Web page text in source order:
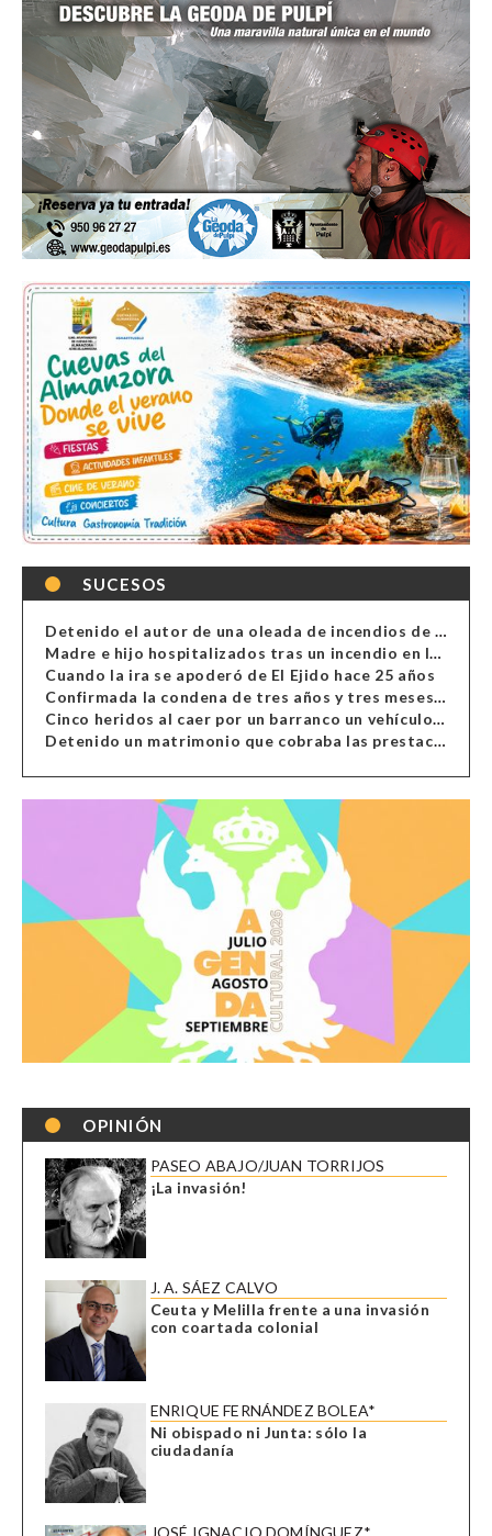
SUCESOS
Detenido el autor de una oleada de incendios de contenedores en Almería
Madre e hijo hospitalizados tras un incendio en la cocina de una vivienda en Almería
Cuando la ira se apoderó de El Ejido hace 25 años
Confirmada la condena de tres años y tres meses al hombre de Antas acusado de xenofobia
Cinco heridos al caer por un barranco un vehículo en Alcolea
Detenido un matrimonio que cobraba las prestaciones de ilegales en Almería, Granada, Málaga, Huelva y Murcia
OPINIÓN
PASEO ABAJO/JUAN TORRIJOS
¡La invasión!
J. A. SÁEZ CALVO
Ceuta y Melilla frente a una invasión
con coartada colonial
ENRIQUE FERNÁNDEZ BOLEA*
Ni obispado ni Junta: sólo la
ciudadanía
JOSÉ IGNACIO DOMÍNGUEZ*